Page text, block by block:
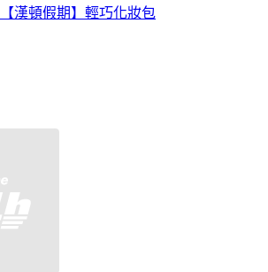
漢頓假期】輕巧化妝包